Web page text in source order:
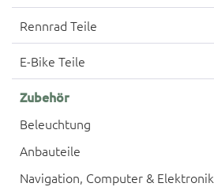
Rennrad Teile
E-Bike Teile
Zubehör
Beleuchtung
Anbauteile
Navigation, Computer & Elektronik